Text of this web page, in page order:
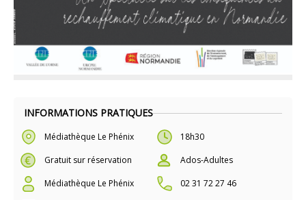
INFORMATIONS PRATIQUES
Médiathèque Le Phénix
18h30
Gratuit sur réservation
Ados-Adultes
Médiathèque Le Phénix
02 31 72 27 46